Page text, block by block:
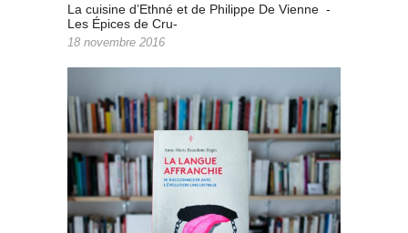
La cuisine d’Ethné et de Philippe De Vienne -
Les Épices de Cru-
18 novembre 2016